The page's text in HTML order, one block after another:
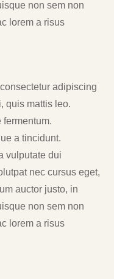
non sem non
lorem a risus
adipiscing
quis mattis leo.
fermentum.
a tincidunt.
vulputate dui
nec cursus eget,
auctor justo, in
non sem non
lorem a risus